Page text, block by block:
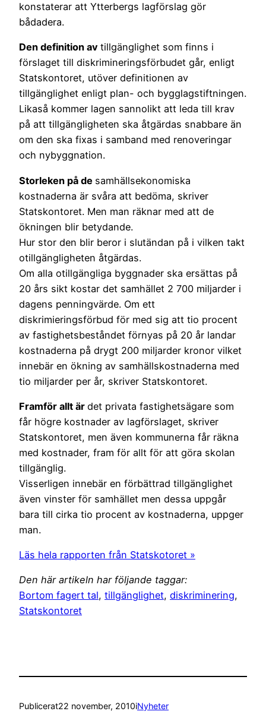
konstaterar att Ytterbergs lagförslag gör
bådadera.
Den definition av tillgänglighet som finns i
förslaget till diskrimineringsförbudet går, enligt
Statskontoret, utöver definitionen av
tillgänglighet enligt plan- och bygglagstiftningen.
Likaså kommer lagen sannolikt att leda till krav
på att tillgängligheten ska åtgärdas snabbare än
om den ska fixas i samband med renoveringar
och nybyggnation.
Storleken på de samhällsekonomiska
kostnaderna är svåra att bedöma, skriver
Statskontoret. Men man räknar med att de
ökningen blir betydande.
Hur stor den blir beror i slutändan på i vilken takt
otillgängligheten åtgärdas.
Om alla otillgängliga byggnader ska ersättas på
20 års sikt kostar det samhället 2 700 miljarder i
dagens penningvärde. Om ett
diskrimieringsförbud för med sig att tio procent
av fastighetsbeståndet förnyas på 20 år landar
kostnaderna på drygt 200 miljarder kronor vilket
innebär en ökning av samhällskostnaderna med
tio miljarder per år, skriver Statskontoret.
Framför allt är det privata fastighetsägare som
får högre kostnader av lagförslaget, skriver
Statskontoret, men även kommunerna får räkna
med kostnader, fram för allt för att göra skolan
tillgänglig.
Visserligen innebär en förbättrad tillgänglighet
även vinster för samhället men dessa uppgår
bara till cirka tio procent av kostnaderna, uppger
man.
Läs hela rapporten från Statskotoret »
Den här artikeln har följande taggar:
Bortom fagert tal, tillgänglighet, diskriminering,
Statskontoret
Publicerat22 november, 2010iNyheter